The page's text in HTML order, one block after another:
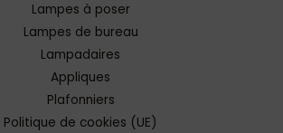
Lampes à poser
Lampes de bureau
Lampadaires
Appliques
Plafonniers
Politique de cookies (UE)